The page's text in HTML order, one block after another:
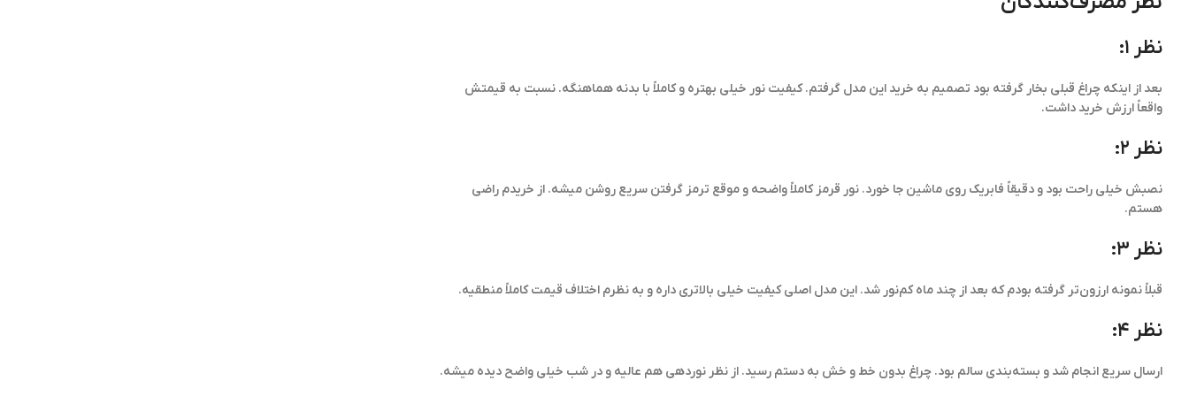
نظر ۱:
بعد از اینکه چراغ قبلی بخار گرفته بود تصمیم به خرید این مدل گرفتم. کیفیت نور خیلی بهتره و کاملاً با بدنه هماهنگه. نسبت به قیمتش
واقعاً ارزش خرید داشت.
نظر ۲:
نصبش خیلی راحت بود و دقیقاً فابریک روی ماشین جا خورد. نور قرمز کاملاً واضحه و موقع ترمز گرفتن سریع روشن میشه. از خریدم راضی
هستم.
نظر ۳:
قبلاً نمونه ارزون‌تر گرفته بودم که بعد از چند ماه کم‌نور شد. این مدل اصلی کیفیت خیلی بالاتری داره و به نظرم اختلاف قیمت کاملاً منطقیه.
نظر ۴:
ارسال سریع انجام شد و بسته‌بندی سالم بود. چراغ بدون خط و خش به دستم رسید. از نظر نوردهی هم عالیه و در شب خیلی واضح دیده میشه.